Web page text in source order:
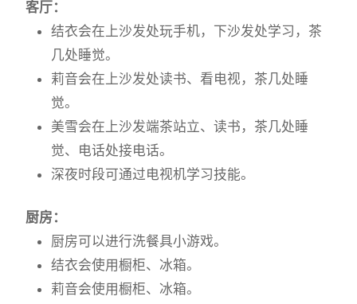
客厅：
结衣会在上沙发处玩手机，下沙发处学习，茶
几处睡觉。
莉音会在上沙发处读书、看电视，茶几处睡
觉。
美雪会在上沙发端茶站立、读书，茶几处睡
觉、电话处接电话。
深夜时段可通过电视机学习技能。
厨房：
厨房可以进行洗餐具小游戏。
结衣会使用橱柜、冰箱。
莉音会使用橱柜、冰箱。